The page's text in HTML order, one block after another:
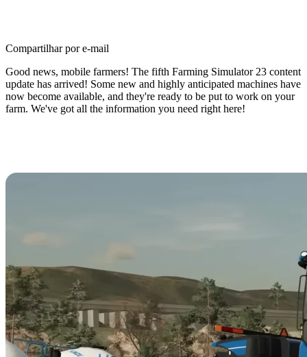
Compartilhar por e-mail
Good news, mobile farmers! The fifth Farming Simulator 23 content
update has arrived! Some new and highly anticipated machines have
now become available, and they're ready to be put to work on your
farm. We've got all the information you need right here!